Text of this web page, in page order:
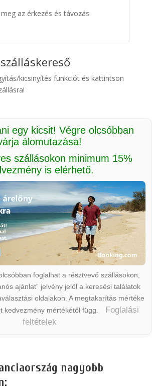
az érkezés és távozás
kicsinyítés funkciót és kattintson
egy kicsit! Végre olcsóbban
álomutazása!
szállásokon minimum 15%
is elérhető.
foglalhat a résztvevő szállásokon,
ajánlat” jelvény jelöl a keresési találatok
oldalakon. A megtakarítás mértéke
kedvezmény mértékétől függ.
Foglalási
feltételek
nagyobb